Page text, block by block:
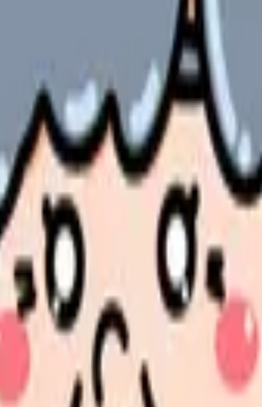
屋で少し話してみませんか。
がつらいのか、辞めるべきか、少し休むべきかを一緒に整
人を見比べられます。
条件と応募前に確認したい不安を分けて整理してみてくだ